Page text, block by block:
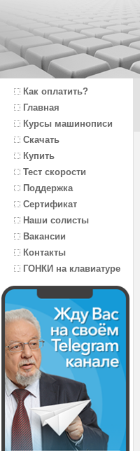
Как оплатить?
Главная
Курсы машинописи
Скачать
Купить
Тест скорости
Поддержка
Сертификат
Наши солисты
Вакансии
Контакты
ГОНКИ на клавиатуре